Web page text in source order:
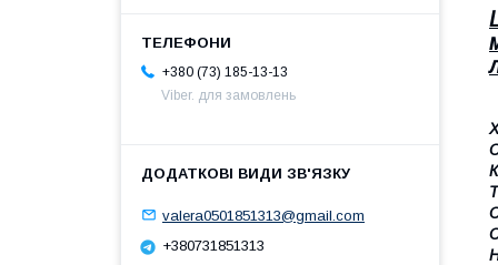
+380 (73) 185-13-13
Viber. для замовлень
valera0501851313@gmail.com
+380731851313